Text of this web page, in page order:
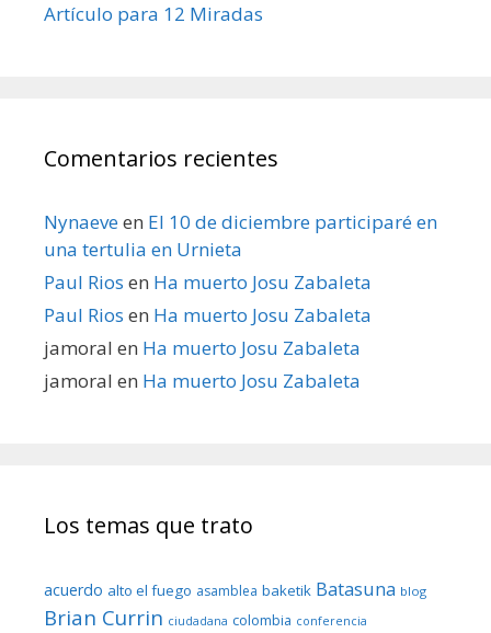
Artículo para 12 Miradas
Comentarios recientes
Nynaeveen El 10 de diciembre participaré en
una tertulia en Urnieta
Paul Rios en Ha muerto Josu Zabaleta
Paul Rios en Ha muerto Josu Zabaleta
jamoral en Ha muerto Josu Zabaleta
jamoral en Ha muerto Josu Zabaleta
Los temas que trato
acuerdo alto el fuego asamblea baketik Batasuna blog
Brian Currin ciudadana colombia conferencia